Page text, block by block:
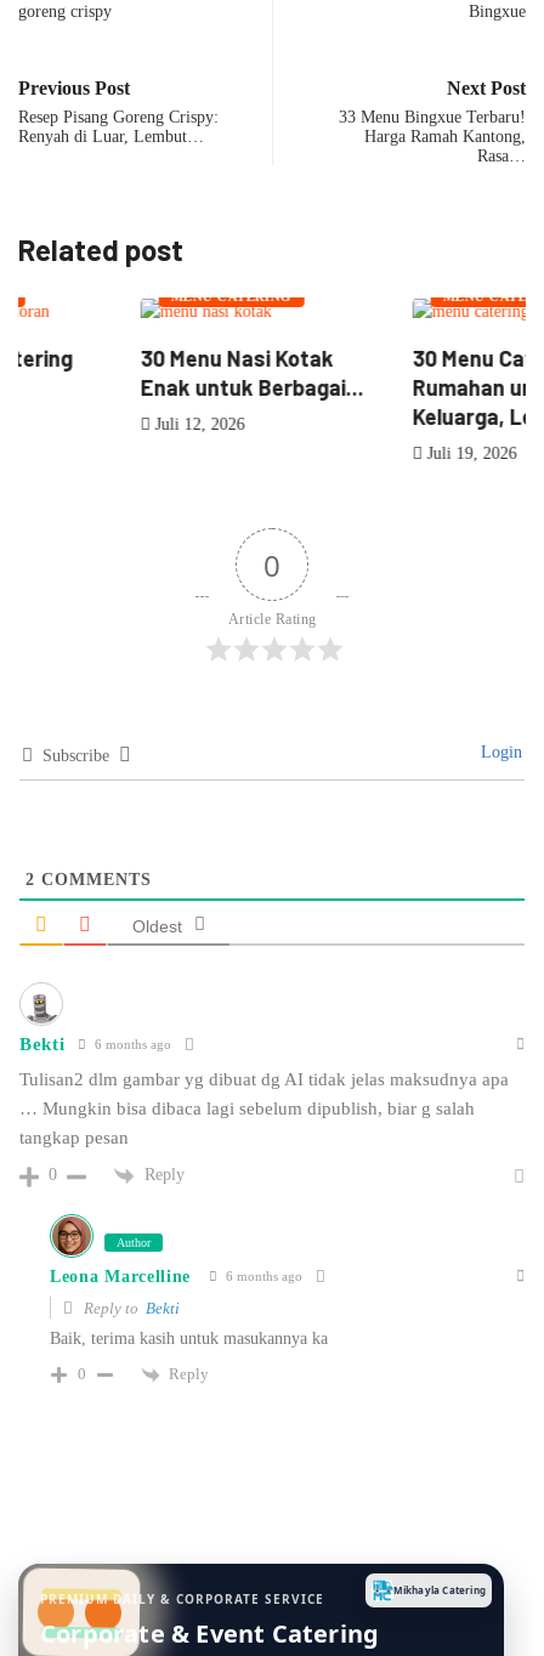
Previous Post
Resep Pisang Goreng Crispy:
Renyah di Luar, Lembut…
Next Post
33 Menu Bingxue Terbaru!
Harga Ramah Kantong,
Rasa…
Related post
NASI BOX
MENU CATERING
30 Menu Nasi Kotak
Enak untuk Berbagai...
MENU CATERING
30 Menu Catering
Rumahan untuk
Keluarga, Lengkap...
0
Article Rating
Subscribe Login
2 COMMENTS
Oldest
Bekti 6 months ago
Tulisan2 dlm gambar yg dibuat dg AI tidak jelas maksudnya apa
… Mungkin bisa dibaca lagi sebelum dipublish, biar g salah
tangkap pesan
0 Reply
Author
Leona Marcelline 6 months ago
Reply to Bekti
Baik, terima kasih untuk masukannya ka
0
Reply
Mikhayla Catering
PREMIUM DAILY & CORPORATE SERVICE
Corporate & Event Catering